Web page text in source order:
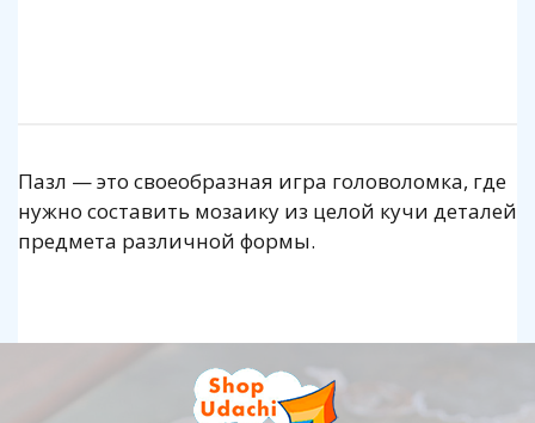
Пазл — это своеобразная игра головоломка, где
нужно составить мозаику из целой кучи деталей
предмета различной формы.